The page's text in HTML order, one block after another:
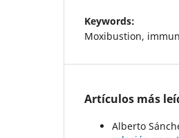
Keywords:
Moxibustion,
Artículos más
Alberto